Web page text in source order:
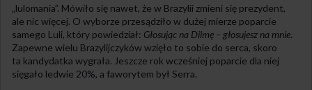
„lulomania”. Mówiło się nawet, że w Brazylii zmieni się prezydent,
ale nic więcej. O wyborze przesądziło w dużej mierze poparcie
samego Luli, który powiedział: Głosując na Dilmę – głosujesz na mnie.
Zapewne wielu Brazylijczyków wzięło to sobie do serca, skoro
ta kandydatka wygrała. Jeszcze rok wcześniej poparcie dla niej
sięgało ledwie 20%, a faworytem był Serra.